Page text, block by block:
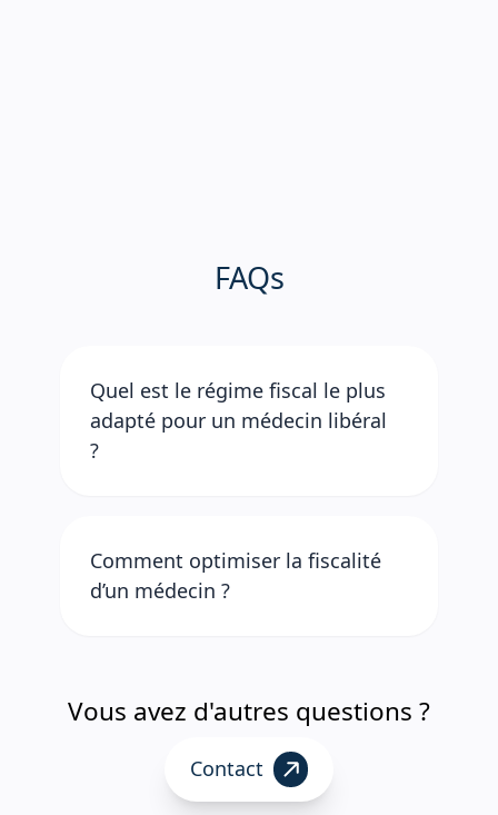
FAQs
Quel est le régime fiscal le plus
adapté pour un médecin libéral
?
Comment optimiser la fiscalité
d’un médecin ?
Vous avez d'autres questions ?
Contact